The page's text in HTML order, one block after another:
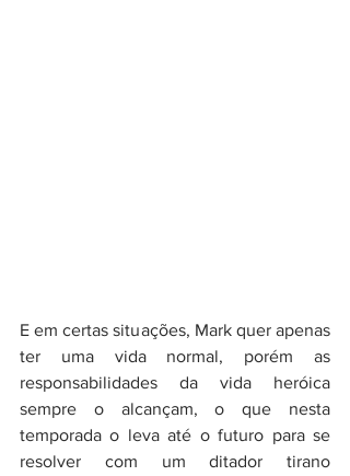
E em certas situações, Mark quer apenas
ter uma vida normal, porém as
responsabilidades da vida heróica
sempre o alcançam, o que nesta
temporada o leva até o futuro para se
resolver com um ditador tirano